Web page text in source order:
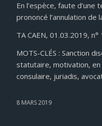
En l’espèce, faute
prononcé l’annulation de
TA CAEN, 01.03.2019,
MOTS-CLÉS : Sanction
statutaire, motivation,
consulaire, juriadis,
8 MARS 2019